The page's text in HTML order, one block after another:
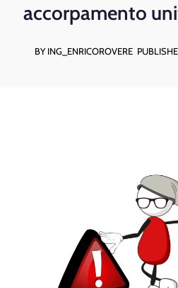
accorpamento
BY ING_ENRICOROVERE